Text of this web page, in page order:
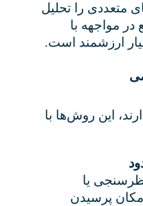
متعددی را تحلیل
در مواجهه با
ارزشمند است.
این روش‌ها با
یا
پرسیدن